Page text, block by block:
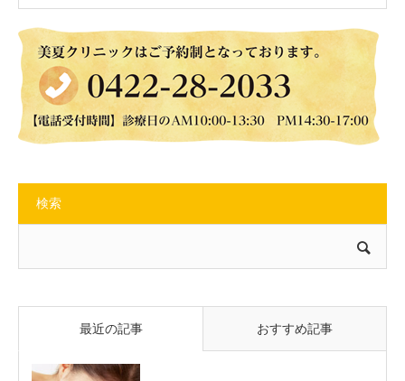
検索
最近の記事 おすすめ記事